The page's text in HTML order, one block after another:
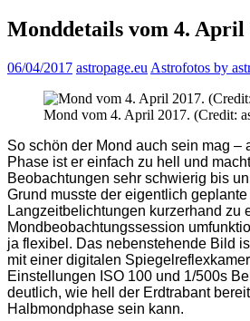
Monddetails vom 4. April
06/04/2017 astropage.eu Astrofotos by
Mond vom 4. April 2017. (Credit:
So schön der Mond auch sein mag –
Phase ist er einfach zu hell und
Beobachtungen sehr schwierig bis
Grund musste der eigentlich
Langzeitbelichtungen kurzerhand zu
Mondbeobachtungssession
ja flexibel. Das nebenstehende Bild
mit einer digitalen
Einstellungen ISO 100 und 1/500s
deutlich, wie hell der Erdtrabant
Halbmondphase sein kann.